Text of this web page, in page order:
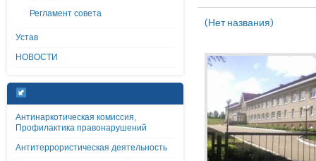
Регламент совета
Устав
НОВОСТИ
Антинаркотическая комиссия,
Профилактика правонарушений
Антитеррористическая деятельность
(Нет названия)